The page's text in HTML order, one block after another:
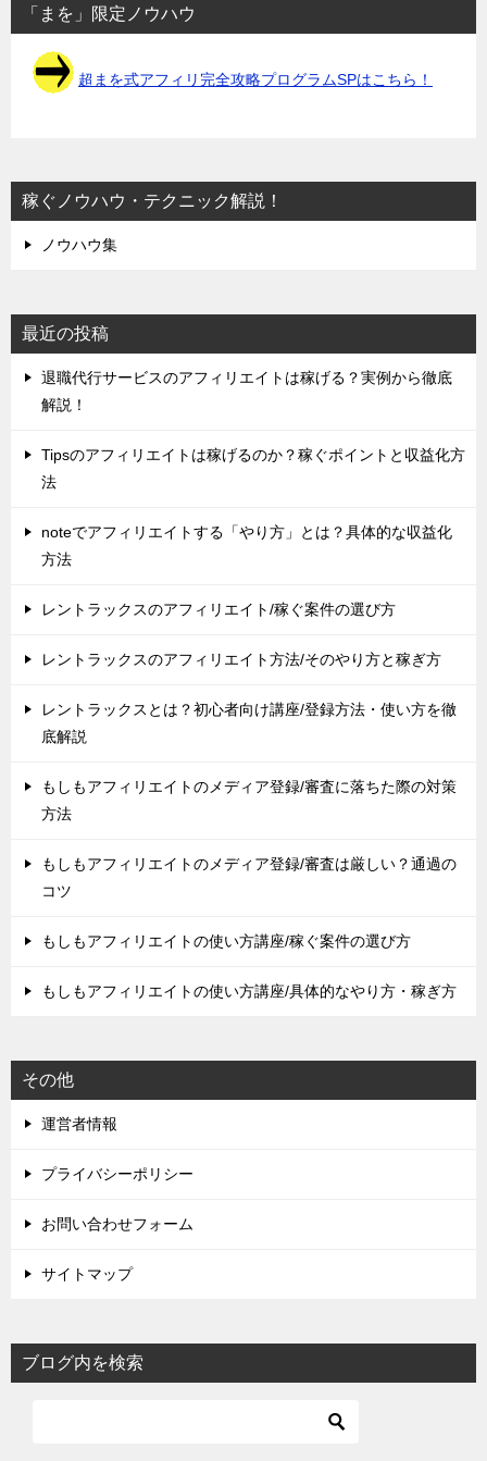
「まを」限定ノウハウ
超まを式アフィリ完全攻略プログラムSPはこちら！
稼ぐノウハウ・テクニック解説！
ノウハウ集
最近の投稿
退職代行サービスのアフィリエイトは稼げる？実例から徹底
解説！
Tipsのアフィリエイトは稼げるのか？稼ぐポイントと収益化方
法
noteでアフィリエイトする「やり方」とは？具体的な収益化
方法
レントラックスのアフィリエイト/稼ぐ案件の選び方
レントラックスのアフィリエイト方法/そのやり方と稼ぎ方
レントラックスとは？初心者向け講座/登録方法・使い方を徹
底解説
もしもアフィリエイトのメディア登録/審査に落ちた際の対策
方法
もしもアフィリエイトのメディア登録/審査は厳しい？通過の
コツ
もしもアフィリエイトの使い方講座/稼ぐ案件の選び方
もしもアフィリエイトの使い方講座/具体的なやり方・稼ぎ方
その他
運営者情報
プライバシーポリシー
お問い合わせフォーム
サイトマップ
ブログ内を検索